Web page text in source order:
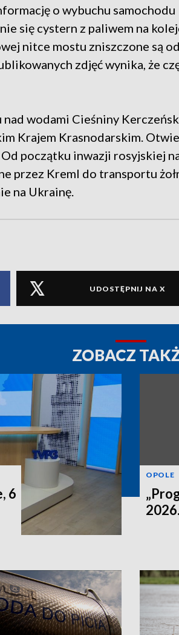
o wybuchu samochodu
się cystern z paliwem na
nitce mostu zniszczone są
zdjęć wynika, że
wodami Cieśniny
Krajem Krasnodarskim.
początku inwazji rosyjskiej
przez Kreml do transportu
na Ukrainę.
UDOSTĘPNIJ NA X
ZOBACZ
6
OPOLE